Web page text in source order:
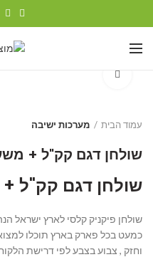
עמוד הבית מערכות ישיבה
שולחן דגם קק"ל +
שולחן דגם קק"ל
שולחן פיקניק קלסי לארץ ישראל
כמעט בכל פארק בארץ תוכלו
וחזק , צבוע בצבע לפי דרישת